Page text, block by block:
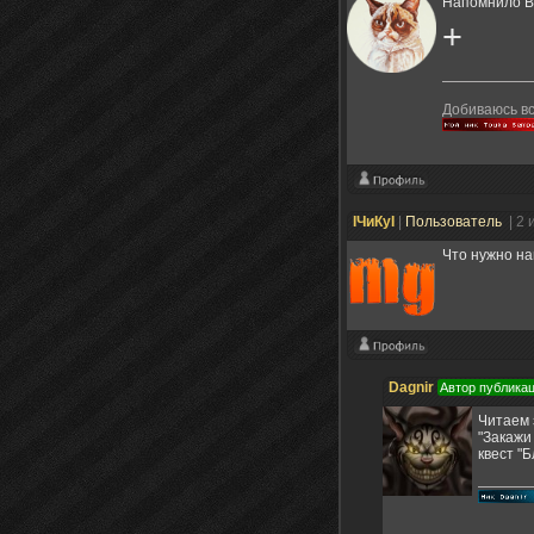
+
Добиваюсь
IЧиКуI Пользователь
| 2
Что нужно
Dagnir Автор
Читаем
квест